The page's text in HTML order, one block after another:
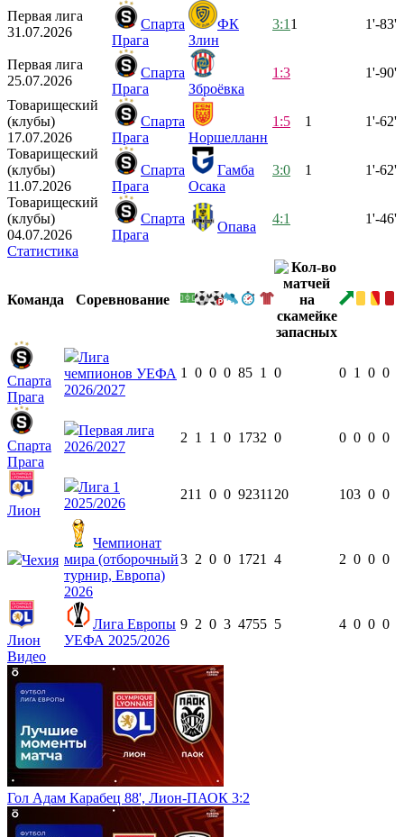
Первая лига
31.07.2026
Спарта
Прага
ФК
Злин
3:1 1 1'-83'
Первая лига
25.07.2026
Спарта
Прага
Зброёвка
1:3 1'-90'
Товарищеский
(клубы)
17.07.2026
Спарта
Прага
Норшелланн
1:5 1 1'-62'
Товарищеский
(клубы)
11.07.2026
Спарта
Прага
Гамба
Осака
3:0 1 1'-62'
Товарищеский
(клубы)
04.07.2026
Спарта
Прага
Опава
4:1 1'-46'
Статистика
Команда Соревнование
Спарта
Прага
Лига
чемпионов УЕФА
2026/2027
1 0 0 0 85 1 0 0 1 0 0
Спарта
Прага
Первая лига
2026/2027
2 1 1 0 1732 0 0 0 0 0
Лион
Лига 1
2025/2026
21 1 0 0 92311 20 103 0 0
Чехия
Чемпионат
мира (отборочный
турнир, Европа)
2026
3 2 0 0 1721 4 2 0 0 0
Лион
Лига Европы
УЕФА 2025/2026
9 2 0 3 4755 5 4 0 0 0
Видео
Гол Адам Карабец 88', Лион-ПАОК 3:2